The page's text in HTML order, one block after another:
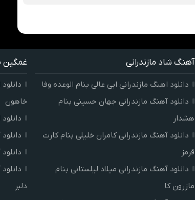
آهنگ شاد مازندرانی
دانلود اهنگ مازندرانی ابی عالی بنام الوعده وفا
دانلود آهنگ مازندرانی جهان حسینی بنام
هشدار
دانلود آهنگ مازندرانی کامران خلیلی بنام کارت
قرمز
دانلود آهنگ مازندرانی میلاد لیلستانی بنام
مازرون کا
غمگین
خاهون
دلبر